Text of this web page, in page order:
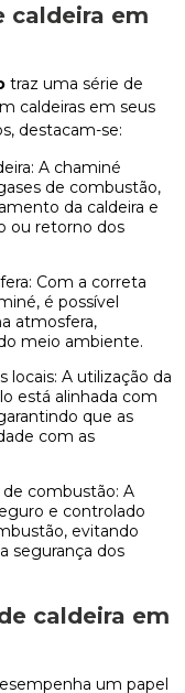
caldeira em
traz uma série de
caldeiras em seus
destacam-se:
de combustão,
da caldeira e
ou retorno dos
é possível
atmosfera,
meio ambiente.
está alinhada com
que as
com as
e controlado
evitando
segurança dos
caldeira em
um papel